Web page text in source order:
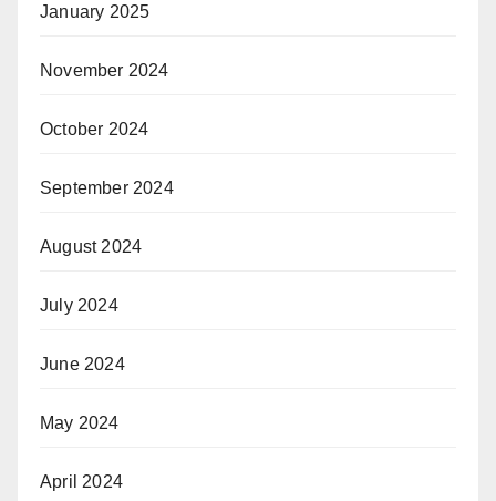
January 2025
November 2024
October 2024
September 2024
August 2024
July 2024
June 2024
May 2024
April 2024